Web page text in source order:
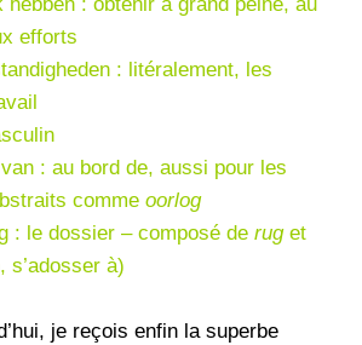
: obtenir à grand peine, au
efforts
: litéralement, les
: au bord de, aussi pour les
comme oorlog
: le dossier – composé de rug et
s’adosser à)
je reçois enfin la superbe